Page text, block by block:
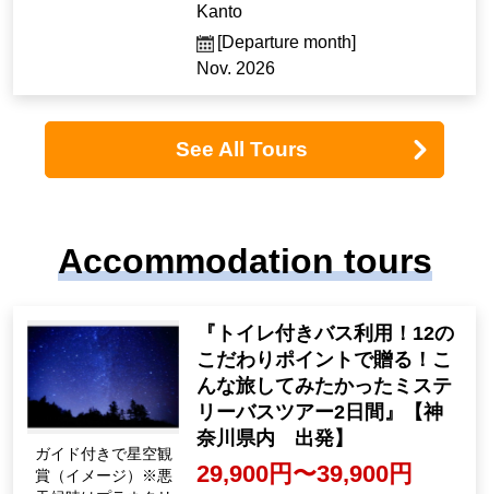
Kanto
[Departure month]
Nov. 2026
See All Tours
Accommodation tours
ガイド付きで星空観
賞（イメージ）※悪
『トイレ付きバス利用！12の
こだわりポイントで贈る！こ
んな旅してみたかったミステ
リーバスツアー2日間』【神
奈川県内 出発】
29,900円〜39,900円